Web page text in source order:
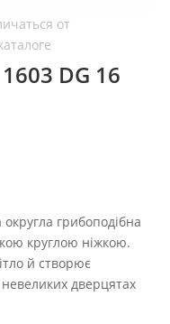
DG 16
грибоподібна
круглою ніжкою.
й створює
дверцятах